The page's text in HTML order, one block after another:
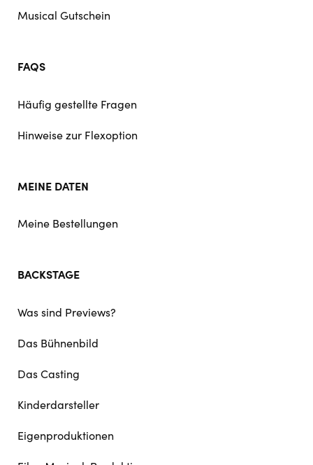
Musical Gutschein
FAQS
Häufig gestellte Fragen
Hinweise zur Flexoption
MEINE DATEN
Meine Bestellungen
BACKSTAGE
Was sind Previews?
Das Bühnenbild
Das Casting
Kinderdarsteller
Eigenproduktionen